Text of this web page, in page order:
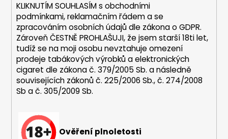
KLIKNUTÍM SOUHLASÍM s obchodními
podmínkami,reklamačním řádem a se
zpracováním osobních údajů dle zákona oGDPR.
Zároveň ČESTNĚ PROHLAŠUJI, že jsem starší 18ti let,
tudíž se na moji osobu nevztahuje omezení
prodeje tabákových výrobků a elektronických
cigaret dle zákona č. 379/2005 Sb. a následně
souvisejících zákonů č. 225/2006 Sb., č. 274/2008
Sb a č. 305/2009 Sb.
Ověření plnoletosti